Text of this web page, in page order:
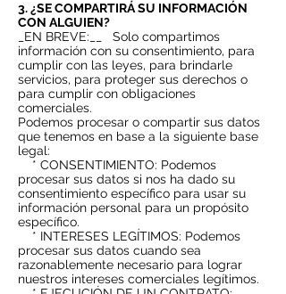
3. ¿SE COMPARTIRÁ SU INFORMACIÓN
CON ALGUIEN?
_EN BREVE:__
Solo compartimos
información con su consentimiento, para
cumplir con las leyes, para brindarle
servicios, para proteger sus derechos o
para cumplir con obligaciones
comerciales.
Podemos procesar o compartir sus datos
que tenemos en base a la siguiente base
legal:
* CONSENTIMIENTO: Podemos
procesar sus datos si nos ha dado su
consentimiento específico para usar su
información personal para un propósito
específico.
* INTERESES LEGÍTIMOS: Podemos
procesar sus datos cuando sea
razonablemente necesario para lograr
nuestros intereses comerciales legítimos.